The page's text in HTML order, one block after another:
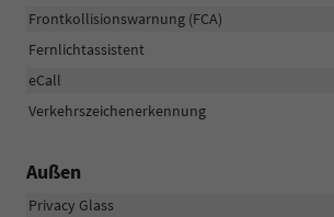
Frontkollisionswarnung (FCA)
Fernlichtassistent
eCall
Verkehrszeichenerkennung
Außen
Privacy Glass